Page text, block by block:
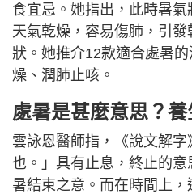
食宜忌。她指出，此時暑
天氣乾燥，容易傷肺，引
狀。她推介12款適合處暑
燥、潤肺止咳。
處暑是甚麼意思？養
雲詠恩醫師指，《說文解
也。」具有止息，終止的
暑結束之意。而在時間上